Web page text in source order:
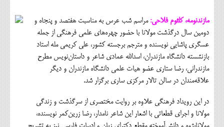
فرهنگی و هنری
اقتصادی
سیاسی
خانه
مازندنومه، کلثوم فلاحی: مراسم شب عرس به مناسبت هفتصد و پنجاه و
دومین سال درگذشت مولانا با حضور چهره‌های علمی فرهنگی از جمله
عسگری پاشایی نویسنده و مترجم برجسته کشور، علی کریمی مله استاد
بازنشسته دانشگاه مازندران، اسدالله عمادی شاعر و داستان‌نویس مطرح
مازندرانی، رضا ستاری عضو هیات علمی دانشگاه مازندران و دیگر
علاقه‌مندان در سالن تالار مرکزی ساری برگزار شد.
در این رویداد فرهنگی علاوه بر روایت مختصری از سرگذشت و زندگی
مولانا و اجرای قطعاتی با اشعار این شاعر نامدار، رضا زرین‌کمر نویسنده،